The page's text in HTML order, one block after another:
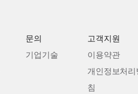
문의
기업기술
고객지원
이용약관
개인정보처리
침